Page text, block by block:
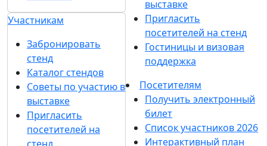
Новости